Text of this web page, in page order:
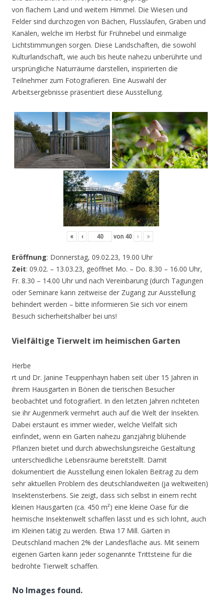
von flachem Land und weitem Himmel. Die Wiesen und
Felder sind durchzogen von Bächen, Flussläufen, Gräben und
Kanälen, welche im Herbst für Frühnebel und einmalige
Lichtstimmungen sorgen. Diese Landschaften, die sowohl
Kulturlandschaft, wie auch bis heute nahezu unberührte und
ursprüngliche Naturräume darstellen, inspirierten die
Teilnehmer zum Fotografieren. Eine Auswahl der
Arbeitsergebnisse präsentiert diese Ausstellung.
« ‹ von 40 › »
Eröffnung: Donnerstag, 09.02.23, 19.00 Uhr
Zeit: 09.02. – 13.03.23, geöffnet Mo. – Do. 8.30 – 16.00 Uhr,
Fr. 8.30 – 14.00 Uhr und nach Vereinbarung (durch Tagungen
oder Seminare kann zeitweise der Zugang zur Ausstellung
behindert werden – bitte informieren Sie sich vor einem
Besuch sicherheitshalber bei uns!
Vielfältige Tierwelt im heimischen Garten
Herbe
rt und Dr. Janine Teuppenhayn haben seit über 15 Jahren in
ihrem Hausgarten in Bönen die tierischen Besucher
beobachtet und fotografiert. In den letzten Jahren richteten
sie ihr Augenmerk vermehrt auch auf die Welt der Insekten.
Dabei erstaunt es immer wieder, welche Vielfalt sich
einfindet, wenn ein Garten nahezu ganzjährig blühende
Pflanzen bietet und durch abwechslungsreiche Gestaltung
unterschiedliche Lebensräume bereitstellt. Damit
dokumentiert die Ausstellung einen lokalen Beitrag zu dem
sehr aktuellen Problem des deutschlandweiten (ja weltweiten)
Insektensterbens. Sie zeigt, dass sich selbst in einem recht
kleinen Hausgarten (ca. 450 m²) eine kleine Oase für die
heimische Insektenwelt schaffen lässt und es sich lohnt, auch
im Kleinen tätig zu werden. Etwa 17 Mill. Gärten in
Deutschland machen 2% der Landesfläche aus. Mit seinem
eigenen Garten kann jeder sogenannte Trittsteine für die
bedrohte Tierwelt schaffen.
No Images found.